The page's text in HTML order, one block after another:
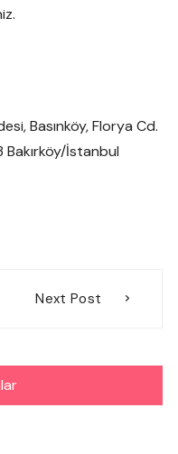
Basınköy, Florya Cd.
Bakırköy/İstanbul
Next Post